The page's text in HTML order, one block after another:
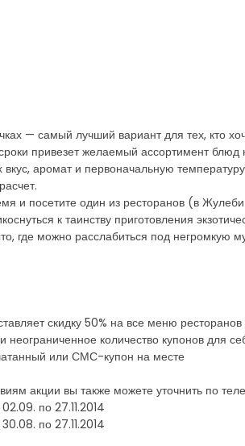
— самый лучший вариант для тех, кто
привезет желаемый ассортимент
вкус, аромат и первоначальную
и посетите один из ресторанов (в
к таинству приготовления
где можно расслабиться под негромкую
скидку 50% на все меню
количество купонов для
или СМС-купон на месте
акции вы также можете уточнить по
по 27.11.2014
по 27.11.2014